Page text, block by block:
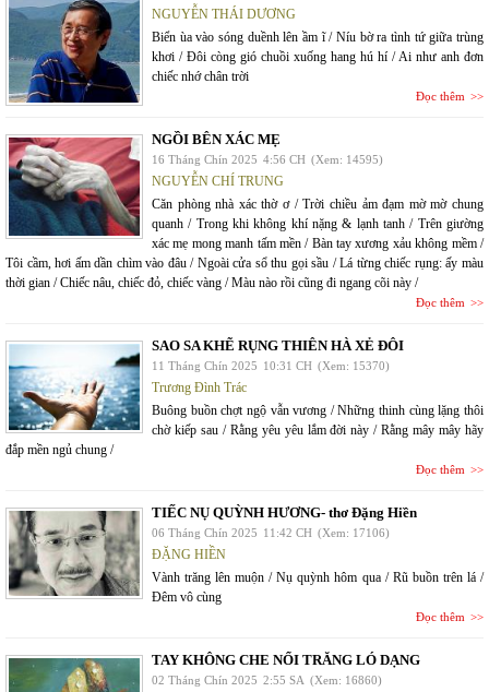
NGUYỄN THÁI DƯƠNG
Biển ùa vào sóng duềnh lên ầm ĩ / Níu bờ ra tình tứ giữa trùng
khơi / Đôi còng gió chuồi xuống hang hú hí / Ai như anh đơn
chiếc nhớ chân trời
Đọc thêm
NGỒI BÊN XÁC MẸ
16 Tháng Chín 2025 4:56 CH (Xem: 14595)
NGUYỄN CHÍ TRUNG
Căn phòng nhà xác thờ ơ / Trời chiều ảm đạm mờ mờ chung
quanh / Trong khi không khí nặng & lạnh tanh / Trên giường
xác mẹ mong manh tấm mền / Bàn tay xương xảu không mềm /
Tôi cầm, hơi ấm dần chìm vào đâu / Ngoài cửa sổ thu gọi sầu / Lá từng chiếc rụng: ấy màu
thời gian / Chiếc nâu, chiếc đỏ, chiếc vàng / Màu nào rồi cũng đi ngang cõi này /
Đọc thêm
SAO SA KHẼ RỤNG THIÊN HÀ XẺ ĐÔI
11 Tháng Chín 2025 10:31 CH (Xem: 15370)
Trương Đình Trác
Buông buồn chợt ngộ vẫn vương / Những thinh cùng lặng thôi
chờ kiếp sau / Rằng yêu yêu lắm đời này / Rằng mây mây hãy
đắp mền ngủ chung /
Đọc thêm
TIẾC NỤ QUỲNH HƯƠNG- thơ Đặng Hiền
06 Tháng Chín 2025 11:42 CH (Xem: 17106)
ĐẶNG HIỀN
Vành trăng lên muộn / Nụ quỳnh hôm qua / Rũ buồn trên lá /
Đêm vô cùng
Đọc thêm
TAY KHÔNG CHE NỔI TRĂNG LÓ DẠNG
02 Tháng Chín 2025 2:55 SA (Xem: 16860)